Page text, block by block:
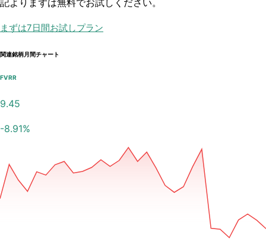
記よりまずは無料でお試しください。
まずは7日間お試しプラン
関連銘柄月間チャート
FVRR
9.45
-8.91%